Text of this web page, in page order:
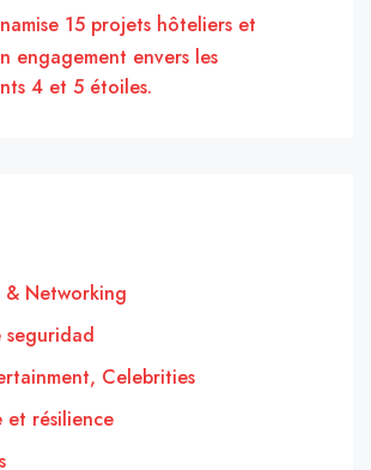
15 projets hôteliers et
engagement envers les
4 et 5 étoiles.
Networking
seguridad
Celebrities
et résilience